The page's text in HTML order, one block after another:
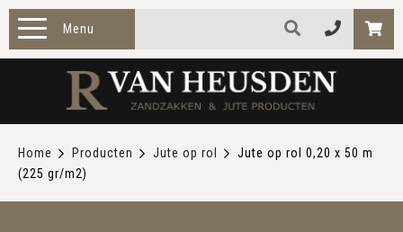
Menu
ZAKELIJK
Home Producten Jute op rol
Jute op rol 0,20 x 50 m
(225 gr/m2)